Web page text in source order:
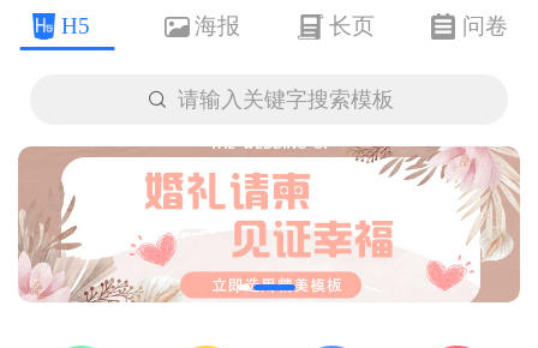
H5 海报 长页 问卷
 请输入关键字搜索模板